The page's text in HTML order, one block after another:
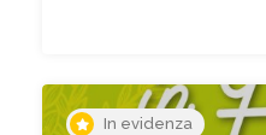
In evidenza